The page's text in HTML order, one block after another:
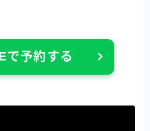
で予約する